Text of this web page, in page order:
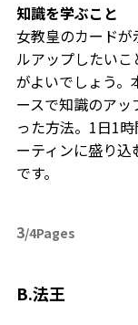
知識を学ぶこと
女教皇のカード
ルアップしたい
がよいでしょう。
ースで知識のア
った方法。1日1
ーティンに盛り
です。
3/4Pages
B.法王